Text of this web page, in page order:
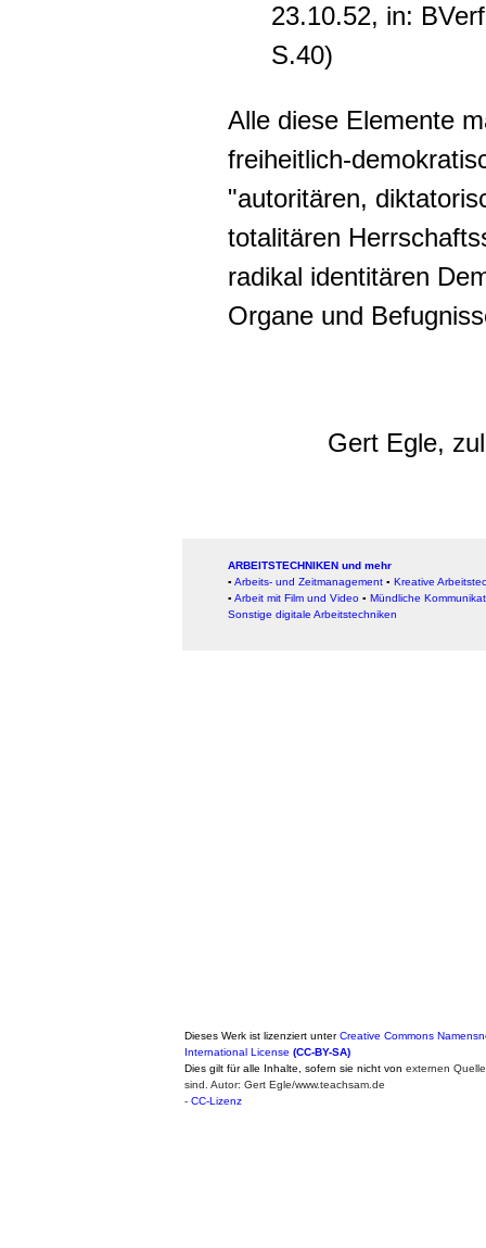
23.10.52, in:
S.40)
Alle diese Elemente
freiheitlich-
"autoritären,
totalitären
radikal identitären
Organe und
Gert Egle,
ARBEITSTECHNIKEN und mehr
▪ Arbeits- und Zeitmanagement ▪ Kreative
▪ Arbeit mit Film und Video ▪ Mündliche
Sonstige digitale Arbeitstechniken
Dieses Werk ist lizenziert unterCreative Commons
International License (CC-BY-SA)
Dies gilt für alle Inhalte, sofern sie nicht von externen
sind. Autor: Gert Egle/www.teachsam.de
- CC-Lizenz